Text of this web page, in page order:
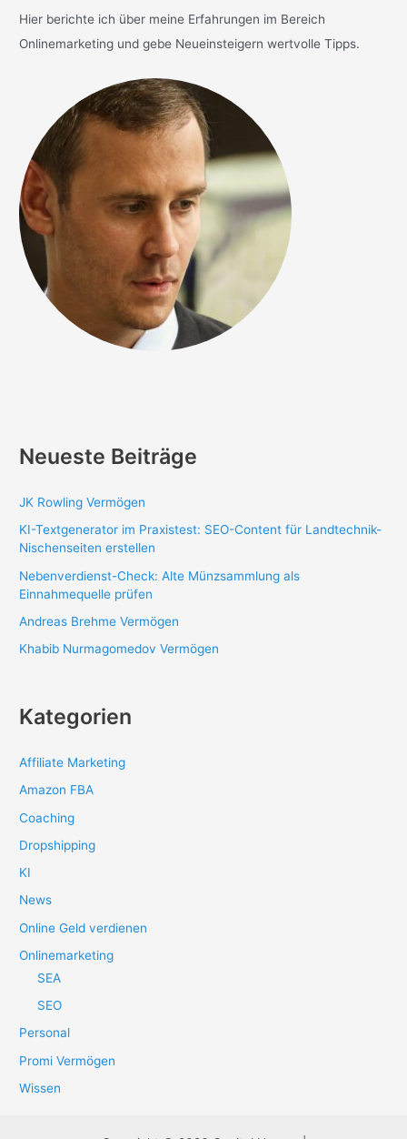
Hier berichte ich über meine Erfahrungen im Bereich
Onlinemarketing und gebe Neueinsteigern wertvolle Tipps.
Neueste Beiträge
JK Rowling Vermögen
KI-Textgenerator im Praxistest: SEO-Content für Landtechnik-
Nischenseiten erstellen
Nebenverdienst-Check: Alte Münzsammlung als
Einnahmequelle prüfen
Andreas Brehme Vermögen
Khabib Nurmagomedov Vermögen
Kategorien
Affiliate Marketing
Amazon FBA
Coaching
Dropshipping
KI
News
Online Geld verdienen
Onlinemarketing
SEA
SEO
Personal
Promi Vermögen
Wissen